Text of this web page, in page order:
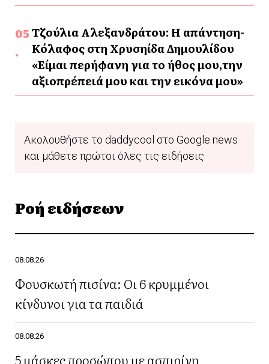
Τζούλια Αλεξανδράτου: Η απάντηση-
Κόλαφος στη Χρυσηίδα Δημουλίδου
«Είμαι περήφανη για το ήθος μου,την
αξιοπρέπειά μου και την εικόνα μου»
Ακολουθήστε το daddycool στο Google news
και μάθετε πρώτοι όλες τις ειδήσεις
Ροή ειδήσεων
08.08.26
Φουσκωτή πισίνα: Οι 6 κρυμμένοι
κίνδυνοι για τα παιδιά
08.08.26
5 μάσκες προσώπου με ασπιρίνη